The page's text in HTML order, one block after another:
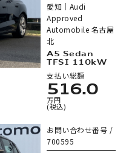
愛知｜Audi
Approved
Automobile 名古屋
北
A5 Sedan
TFSI 110kW
支払い総額
516.0
万円
(税込)
お問い合わせ番号 /
700595